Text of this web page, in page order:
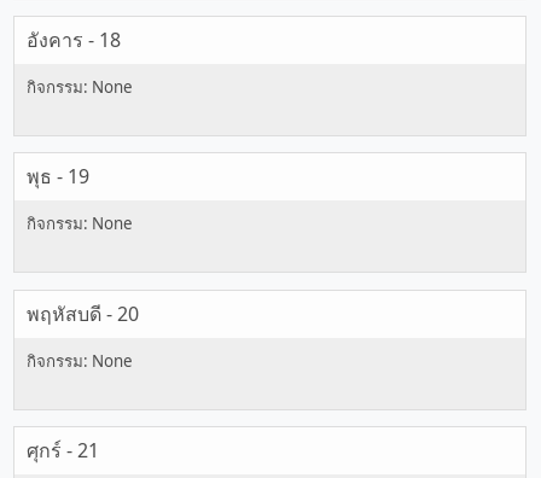
อังคาร - 18
พุธ - 19
พฤหัสบดี - 20
ศุกร์ - 21